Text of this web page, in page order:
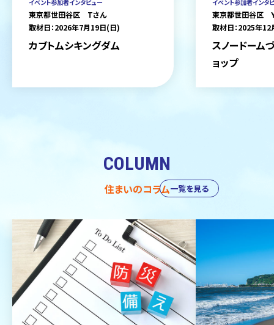
イベント参加者インタビュー
東京都世田谷区 Tさん
取材日：2026年7月19日(日)
カブトムシキングダム
イベント参加者インタ
東京都世田谷区
取材日：2025年
スノードーム
ョップ
COLUMN
住まいのコラム一覧を見る